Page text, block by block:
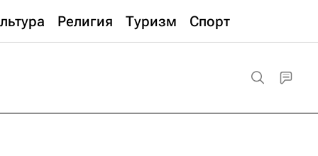
Религия Туризм Спорт